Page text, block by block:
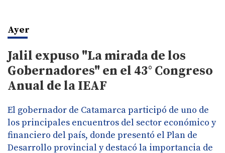
Ayer
Jalil expuso "La mirada de los
Gobernadores" en el 43° Congreso
Anual de la IEAF
El gobernador de Catamarca participó de uno de
los principales encuentros del sector económico y
financiero del país, donde presentó el Plan de
Desarrollo provincial y destacó la importancia de